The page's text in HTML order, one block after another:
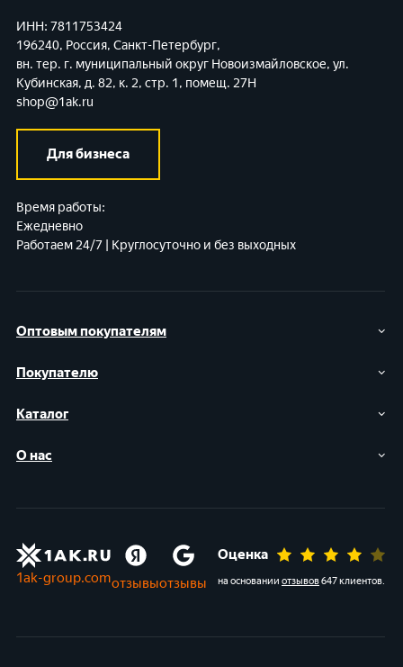
Оптовым покупателям
Покупателю
Каталог
О нас
ИНН: 7811753424
196240, Россия, Санкт-Петербург,
вн. тер. г. муниципальный округ Новоизмайловское, ул.
Кубинская, д. 82, к. 2, стр. 1, помещ. 27Н
shop@1ak.ru
Для бизнеса
Время работы:
Ежедневно
Работаем 24/7 | Круглосуточно и без выходных
1ak-group.comотзывыотзывы
Оценка
на основании отзывов647 клиентов.